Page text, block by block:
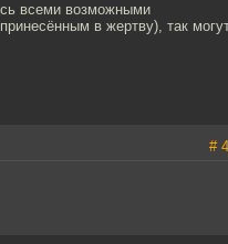
всеми возможными
в жертву), так
# 4